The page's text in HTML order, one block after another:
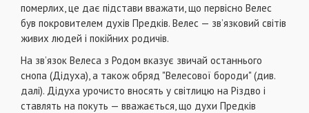
померлих, це дає підстави вважати, що первісно Велес
був покровителем духів Предків. Велес — зв’язковий світів
живих людей і покійних родичів.
На зв’язок Велеса з Родом вказує звичай останнього
снопа (Дідуха), а також обряд "Велесової бороди" (див.
далі). Дідуха урочисто вносять у світлицю на Різдво і
ставлять на покуть — вважається, що духи Предків